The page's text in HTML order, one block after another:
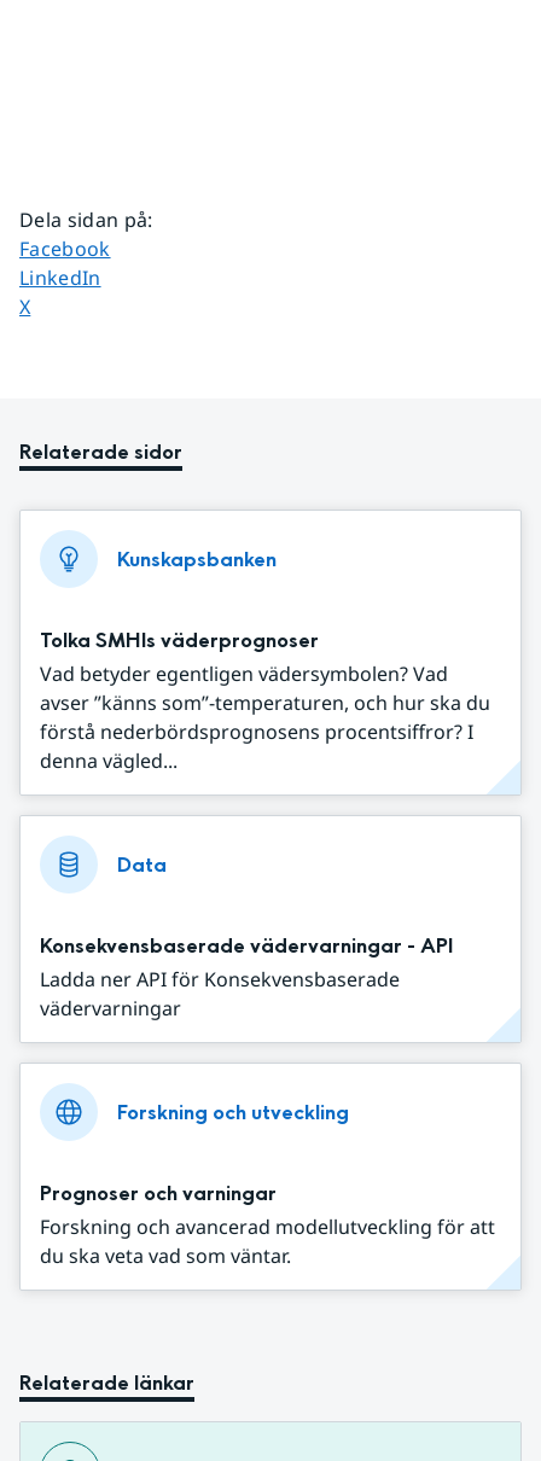
Dela sidan på:
Dela sidan på
Facebook
Dela sidan på
LinkedIn
Dela sidan på
X
Relaterade sidor
Kunskapsbanken
Tolka SMHIs väderprognoser
Vad betyder egentligen vädersymbolen? Vad
avser ”känns som”-temperaturen, och hur ska du
förstå nederbördsprognosens procentsiffror? I
denna vägled...
Data
Konsekvensbaserade vädervarningar - API
Ladda ner API för Konsekvensbaserade
vädervarningar
Forskning och utveckling
Prognoser och varningar
Forskning och avancerad modellutveckling för att
du ska veta vad som väntar.
Relaterade länkar